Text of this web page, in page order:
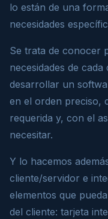
lo están de una
necesidades
Se trata de conocer
necesidades de
desarrollar un
en el orden preciso,
requerida y, con el
necesitar.
Y lo hacemos
cliente/servidor e
elementos que
del cliente: tarjeta